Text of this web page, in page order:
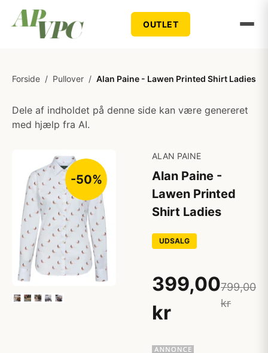
OUTLET
Forside / Pullover / Alan Paine - Lawen Printed Shirt Ladies
Dele af indholdet på denne side kan være genereret
med hjælp fra AI.
-50%
ALAN PAINE
Alan Paine -
Lawen Printed
Shirt Ladies
UDSALG
399,00
kr
799,00
kr